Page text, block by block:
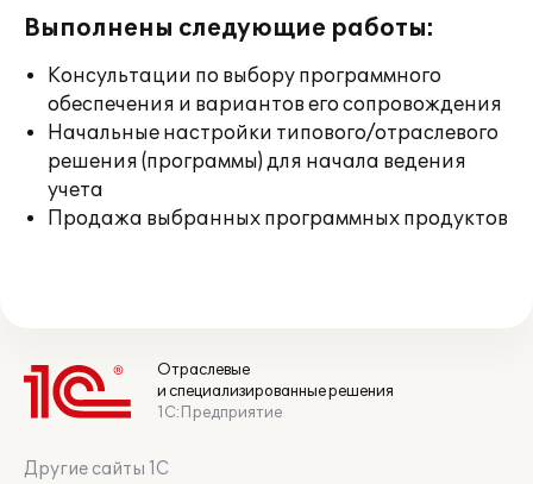
Выполнены следующие работы:
Консультации по выбору программного
обеспечения и вариантов его сопровождения
Начальные настройки типового/отраслевого
решения (программы) для начала ведения
учета
Продажа выбранных программных продуктов
Отраслевые
и специализированные решения
1С:Предприятие
Другие сайты 1С